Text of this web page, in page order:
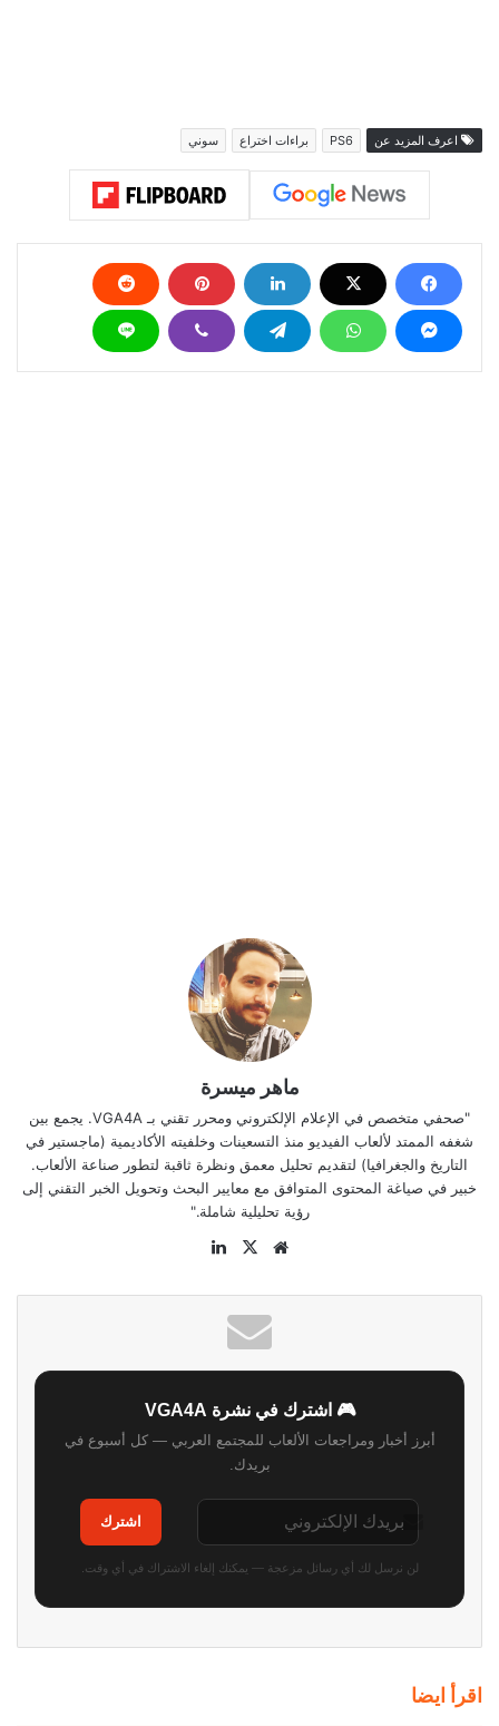
اعرف المزيد عن PS6 براءات اختراع سوني
ماهر ميسرة
"صحفي متخصص في الإعلام الإلكتروني ومحرر تقني بـ VGA4A. يجمع بين
شغفه الممتد لألعاب الفيديو منذ التسعينات وخلفيته الأكاديمية (ماجستير في
التاريخ والجغرافيا) لتقديم تحليل معمق ونظرة ثاقبة لتطور صناعة الألعاب.
خبير في صياغة المحتوى المتوافق مع معايير البحث وتحويل الخبر التقني إلى
رؤية تحليلية شاملة."
موقع
‫X
🎮 اشترك في نشرة VGA4A
أبرز أخبار ومراجعات الألعاب للمجتمع العربي — كل أسبوع في
بريدك.
اشترك
لن نرسل لك أي رسائل مزعجة — يمكنك إلغاء الاشتراك في أي وقت.
اقرأ ايضا